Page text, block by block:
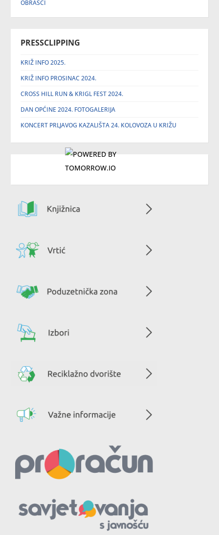
OBRASCI
PRESSCLIPPING
KRIŽ INFO 2025.
KRIŽ INFO PROSINAC 2024.
CROSS HILL RUN & KRIGL FEST 2024.
DAN OPĆINE 2024. FOTOGALERIJA
KONCERT PRLJAVOG KAZALIŠTA 24. KOLOVOZA U KRIŽU